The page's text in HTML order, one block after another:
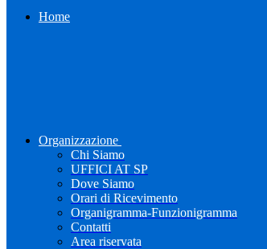
Home
Organizzazione
Chi Siamo
UFFICI AT SP
Dove Siamo
Orari di Ricevimento
Organigramma-Funzionigramma
Contatti
Area riservata